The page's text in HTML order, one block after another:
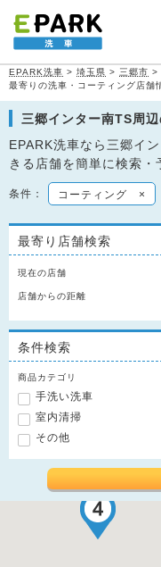
EPARK洗車 > 埼玉県 > 三郷市 >
最寄りの洗車・コーティング店舗
三郷インター南TS周
EPARK洗車なら三郷イ
きる店舗を簡単に検索・
条件： コーティング ×
最寄り店舗検索
現在の店舗
店舗からの距離
条件検索
商品カテゴリ
手洗い洗車
室内清掃
その他